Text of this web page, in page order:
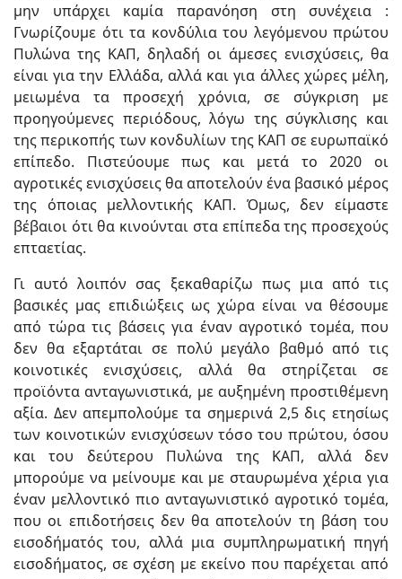
μην υπάρχει καμία παρανόηση στη συνέχεια :
Γνωρίζουμε ότι τα κονδύλια του λεγόμενου πρώτου
Πυλώνα της ΚΑΠ, δηλαδή οι άμεσες ενισχύσεις, θα
είναι για την Ελλάδα, αλλά και για άλλες χώρες μέλη,
μειωμένα τα προσεχή χρόνια, σε σύγκριση με
προηγούμενες περιόδους, λόγω της σύγκλισης και
της περικοπής των κονδυλίων της ΚΑΠ σε ευρωπαϊκό
επίπεδο. Πιστεύουμε πως και μετά το 2020 οι
αγροτικές ενισχύσεις θα αποτελούν ένα βασικό μέρος
της όποιας μελλοντικής ΚΑΠ. Όμως, δεν είμαστε
βέβαιοι ότι θα κινούνται στα επίπεδα της προσεχούς
επταετίας.
Γι αυτό λοιπόν σας ξεκαθαρίζω πως μια από τις
βασικές μας επιδιώξεις ως χώρα είναι να θέσουμε
από τώρα τις βάσεις για έναν αγροτικό τομέα, που
δεν θα εξαρτάται σε πολύ μεγάλο βαθμό από τις
κοινοτικές ενισχύσεις, αλλά θα στηρίζεται σε
προϊόντα ανταγωνιστικά, με αυξημένη προστιθέμενη
αξία. Δεν απεμπολούμε τα σημερινά 2,5 δις ετησίως
των κοινοτικών ενισχύσεων τόσο του πρώτου, όσου
και του δεύτερου Πυλώνα της ΚΑΠ, αλλά δεν
μπορούμε να μείνουμε και με σταυρωμένα χέρια για
έναν μελλοντικό πιο ανταγωνιστικό αγροτικό τομέα,
που οι επιδοτήσεις δεν θα αποτελούν τη βάση του
εισοδήματός του, αλλά μια συμπληρωματική πηγή
εισοδήματος, σε σχέση με εκείνο που παρέχεται από